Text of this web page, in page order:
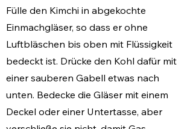
Fülle den Kimchi in abgekochte
Einmachgläser, so dass er ohne
Luftbläschen bis oben mit Flüssigkeit
bedeckt ist. Drücke den Kohl dafür mit
einer sauberen Gabell etwas nach
unten. Bedecke die Gläser mit einem
Deckel oder einer Untertasse, aber